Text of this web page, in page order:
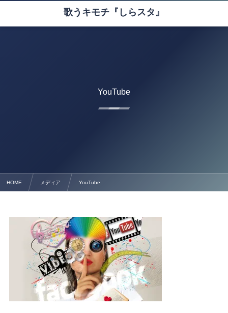
歌うキモチ『しらスタ』
YouTube
HOME メディア YouTube